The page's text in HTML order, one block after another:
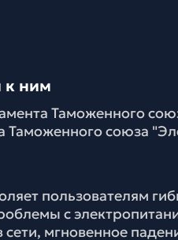
к ним
Таможенного
Таможенного союза
пользователям
с
мгновенное